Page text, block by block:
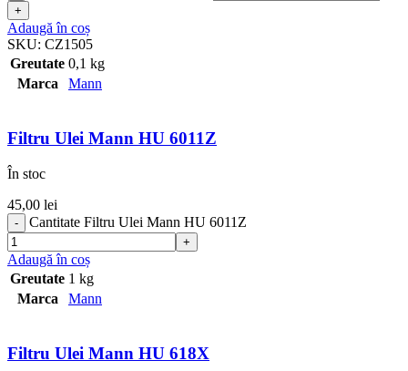
Adaugă în coș
SKU: CZ1505
Greutate 0,1 kg
Marca
Mann
Filtru Ulei Mann HU 6011Z
În stoc
45,00 lei
Cantitate Filtru Ulei Mann HU 6011Z
Adaugă în coș
Greutate 1 kg
Marca
Mann
Filtru Ulei Mann HU 618X